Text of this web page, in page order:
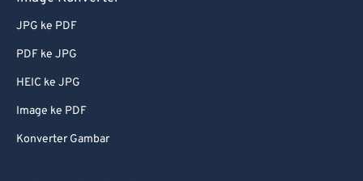
JPG ke PDF
PDF ke JPG
HEIC ke JPG
Image ke PDF
Konverter Gambar